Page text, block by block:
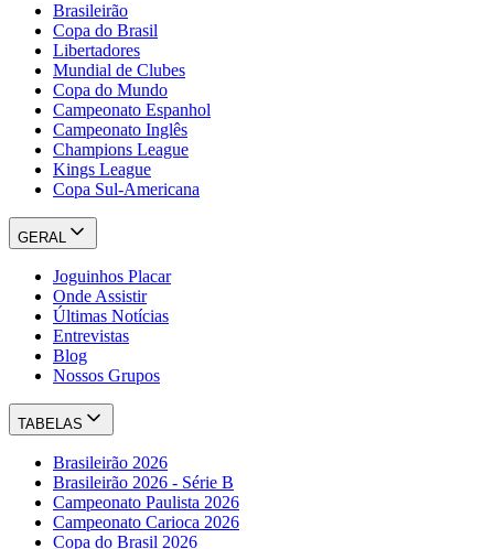
Brasileirão
Copa do Brasil
Libertadores
Mundial de Clubes
Copa do Mundo
Campeonato Espanhol
Campeonato Inglês
Champions League
Kings League
Copa Sul-Americana
GERAL
Joguinhos Placar
Onde Assistir
Últimas Notícias
Entrevistas
Blog
Nossos Grupos
TABELAS
Brasileirão 2026
Brasileirão 2026 - Série B
Campeonato Paulista 2026
Campeonato Carioca 2026
Copa do Brasil 2026